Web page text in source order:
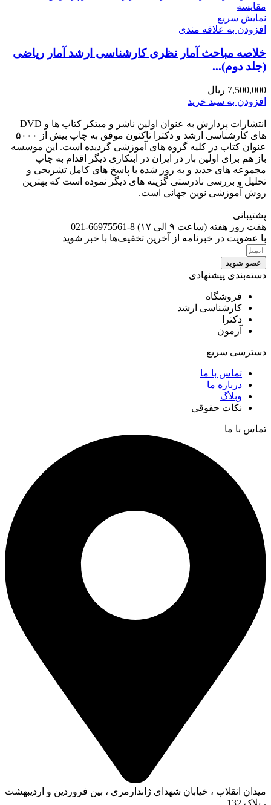
مقايسه
نمایش سریع
افزودن به علاقه مندی
خلاصه مباحث آمار نظری کارشناسی ارشد آمار ریاضی
(جلد دوم)...
7,500,000 ریال
افزودن به سبد خرید
انتشارات پردازش به عنوان اولین ناشر و مبتکر کتاب ها و DVD
های کارشناسی ارشد و دکترا تاکنون موفق به چاپ بیش از ۵۰۰۰
عنوان کتاب در کلیه گروه های آموزشی گردیده است. این موسسه
باز هم برای اولین بار در ایران در ابتکاری دیگر اقدام به چاپ
مجموعه های جدید و به روز شده با پاسخ های کامل تشریحی و
تحلیل و بررسی نادرستی گزینه های دیگر نموده است که بهترین
روش آموزشی نوین جهانی است.
پشتیبانی
هفت روز هفته (ساعت ۹ الی ۱۷) 8-66975561-021
با عضویت در خبرنامه از آخرین تخفیف‌ها با خبر شوید
عضو شوید
دسته‌بندی پیشنهادی
فروشگاه
کارشناسی ارشد
دکترا
آزمون
دسترسی سریع
تماس با ما
درباره ما
وبلاگ
نکات حقوقی
تماس با ما
میدان انقلاب ، خیابان شهدای ژاندارمری ، بین فروردین و اردیبهشت